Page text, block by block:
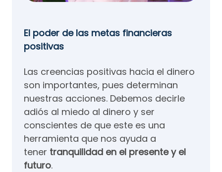
El poder de las metas financieras
positivas
Las creencias positivas hacia el dinero
son importantes, pues determinan
nuestras acciones. Debemos decirle
adiós al miedo al dinero y ser
conscientes de que este es una
herramienta que nos ayuda a
tener tranquilidad en el presente y el
futuro.